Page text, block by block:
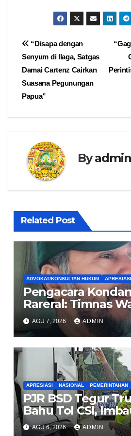
Navigasi
pos
“Disapa dengan
Senyum di Ilaga, Satgas
Damai Cartenz Cairkan
Suasana Pegunungan
Papua”
Byadmin
Related Post
ADVOKAT/KONSULTAN HUKUM APRESIASI
Pengacara
Rareral: Timnas
Menang Lawan
Jadi Kado HUT
untuk Rakyat
AGU 7, 2026 ADMIN
APRESIASI NASIONAL PEMERINTAHAN
PJR BSD Tegur
Bahu Tol CSI,
Pengendara Tertib
AGU 6, 2026 ADMIN